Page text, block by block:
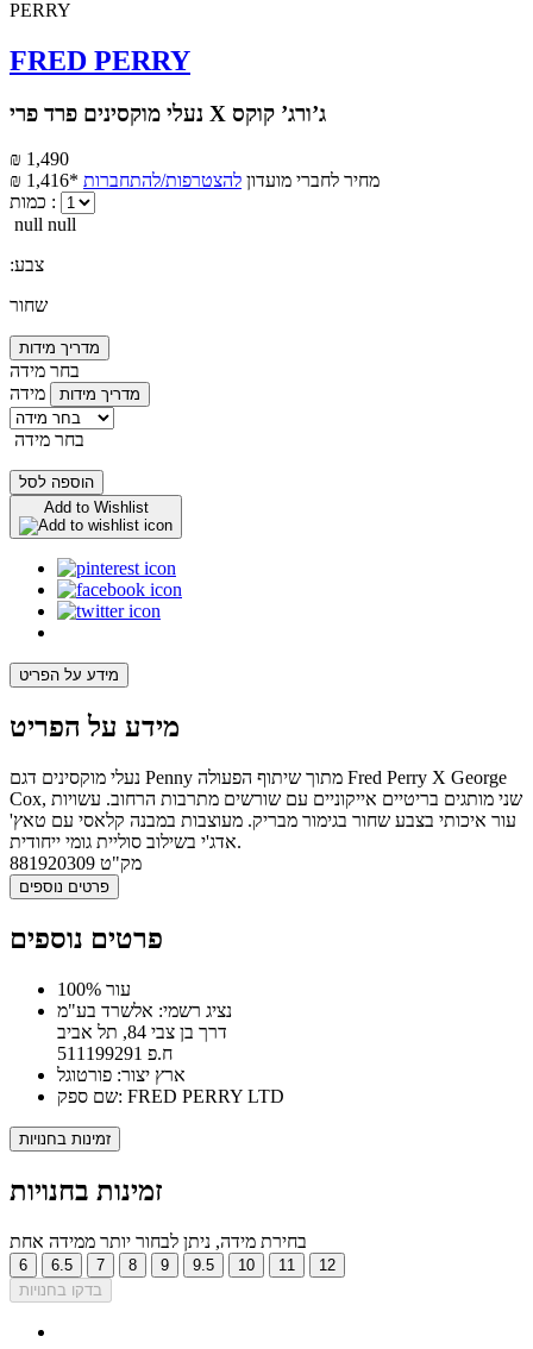
FRED PERRY
נעלי מוקסינים פרד פרי X ג’ורג’ קוקס
₪ 1,490
₪ 1,416*
מחיר לחברי מועדון להצטרפות/להתחברות
כמות :
null null
:צבע
שחור
מדריך מידות
בחר מידה
מידה
מדריך מידות
בחר מידה
הוספה לסל
Add to Wishlist
מידע על הפריט
מידע על הפריט
נעלי מוקסינים דגם Penny מתוך שיתוף הפעולה Fred Perry X George
Cox, שני מותגים בריטיים אייקוניים עם שורשים מתרבות הרחוב. עשויות
עור איכותי בצבע שחור בגימור מבריק. מעוצבות במבנה קלאסי עם טאץ'
אדג'י בשילוב סוליית גומי ייחודית.
מק"ט 881920309
פרטים נוספים
פרטים נוספים
100% עור
נציג רשמי: אלשרד בע"מ
דרך בן צבי 84, תל אביב
ח.פ 511199291
ארץ יצור: פורטוגל
שם ספק: FRED PERRY LTD
זמינות בחנויות
זמינות בחנויות
בחירת מידה, ניתן לבחור יותר ממידה אחת
6 6.5 7 8 9 9.5 10 11
12
בדקו בחנויות